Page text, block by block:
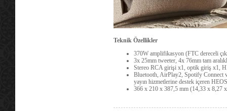
Teknik Özellikler
370W amplifikasyon (FTC dereceli
3x 25mm tweeter, 4x 76mm tam
Stereo RCA girişi x1, optik giriş x1,
Bluetooth, AirPlay2, Spotify
yayın hizmetlerine destek içeren
366 x 210 x 387,5 mm (14,33 x 8,27